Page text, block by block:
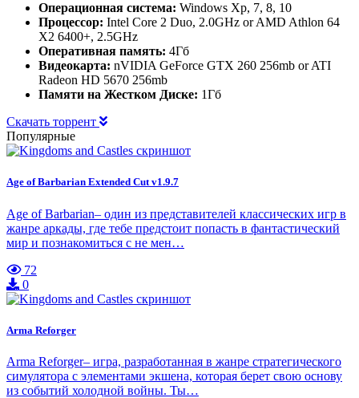
Операционная система: Windows Xp, 7, 8, 10
Процессор: Intel Core 2 Duo, 2.0GHz or AMD Athlon 64
X2 6400+, 2.5GHz
Оперативная память: 4Гб
Видеокарта: nVIDIA GeForce GTX 260 256mb or ATI
Radeon HD 5670 256mb
Памяти на Жестком Диске: 1Гб
Скачать торрент
Популярные
Age of Barbarian Extended Cut v1.9.7
Age of Barbarian– один из представителей классических игр в
жанре аркады, где тебе предстоит попасть в фантастический
мир и познакомиться с не мен…
72
0
Arma Reforger
Arma Reforger– игра, разработанная в жанре стратегического
симулятора с элементами экшена, которая берет свою основу
из событий холодной войны. Ты…